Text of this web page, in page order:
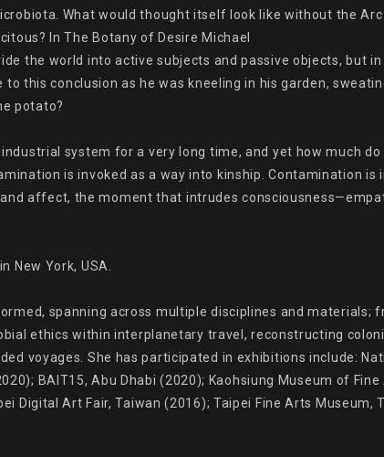
What would thought itself look like without the
In The Botany of Desire Michael
the world into active subjects and passive objects, but
to this conclusion as he was kneeling in his garden,
potato?
system for a very long time, and yet how much
is invoked as a way into kinship. Contamination
affect, the moment that intrudes
New York, USA.
spanning across multiple disciplines and materials;
ethics within interplanetary travel, reconstructing
voyages. She has participated in exhibitions include:
BAIT15, Abu Dhabi (2020); Kaohsiung Museum of
Digital Art Fair, Taiwan (2016); Taipei Fine Arts Museum,